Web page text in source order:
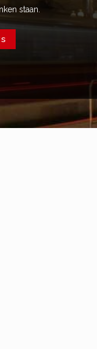
staan.